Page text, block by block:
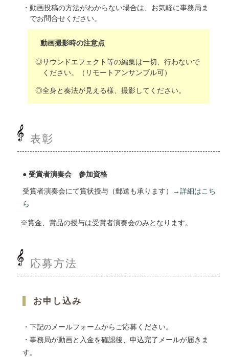
動画投稿の方法がわからない場合は、お気軽に事務局ま
でお問合せください。
動画撮影時の注意点
サウンドエフェクト等の編集は一切、行わないで
ください。（リモートアンサンブル可）
全身と奏法が見える様、撮影してください。
表彰
受賞者演奏会 参加資格
受賞者演奏会にて賞状授与（郵送も承ります）
→詳細はこち
ら
賞金、賞品の授与は受賞者演奏会のみとなります。
応募方法
お申し込み
・下記のメールフォームからご応募ください。
・事務局が動画と入金を確認後、申込完了メールが届きま
す。